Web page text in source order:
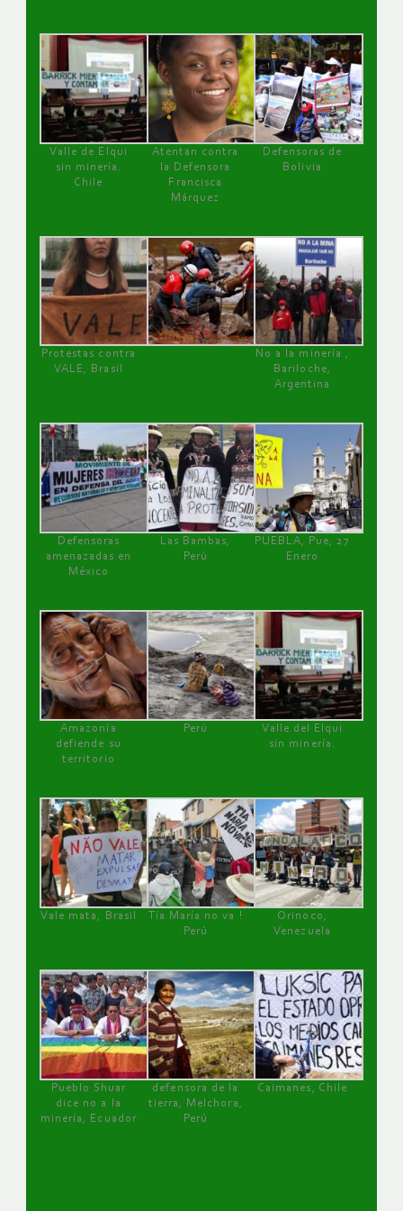
Valle de Elqui
sin minería.
Chile
Atentan contra
la Defensora
Francisca
Márquez
Defensoras de
Bolivia
Protestas contra
VALE, Brasil
No a la minería ,
Bariloche,
Argentina
Defensoras
amenazadas en
México
Las Bambas,
Perú
PUEBLA, Pue, 27
Enero
Amazonía
defiende su
territorio
Perú
Valle del Elqui
sin minería.
Vale mata, Brasil
Tía María no va !
Perú
Orinoco,
Venezuela
Pueblo Shuar
dice no a la
minería, Ecuador
defensora de la
tierra, Melchora,
Perú
Caimanes, Chile